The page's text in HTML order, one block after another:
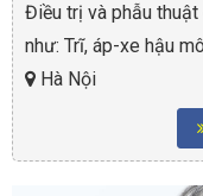
Điều trị và phẫu
như: Trĩ, áp-xe hậu
Hà Nội